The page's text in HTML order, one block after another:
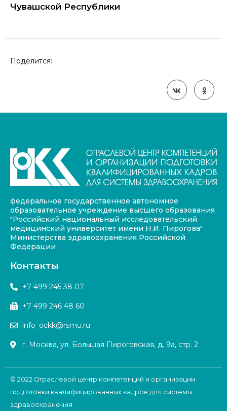
Чувашской Республики
Поделится:
федеральное государственное автономное
образовательное учреждение высшего образования
"Российский национальный исследовательский
медицинский университет имени Н.И. Пирогова"
Министерства здравоохранения Российской
Федерации
Контакты
+7 499 245 38 07
+7 499 246 48 60
info_ockk@rsmu.ru
г. Москва, ул. Большая Пироговская, д. 9а, стр. 2
© 2022 Отраслевой центр компетенций и организации
подготовки квалифицированных кадров для системы
здравоохранения